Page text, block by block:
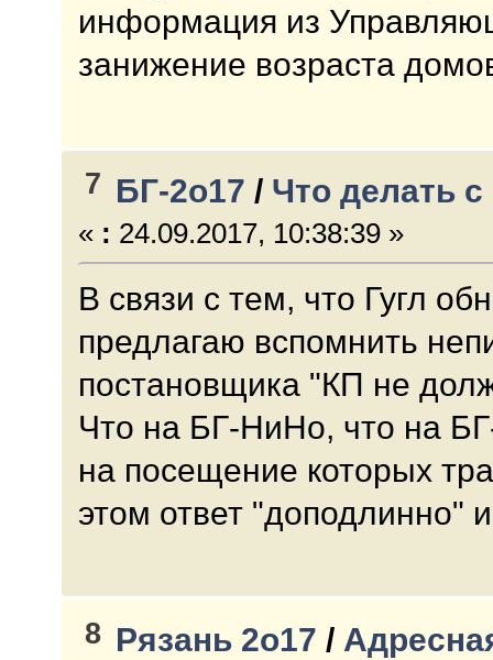
информация из
занижение возраста
7 БГ-2о17 / Что делать
« : 24.09.2017, 10:38:39 »
В связи с тем, что Гугл
предлагаю вспомнить
постановщика "КП не
Что на БГ-НиНо, что на
на посещение которых
этом ответ "доподлинно"
8 Рязань 2о17 /